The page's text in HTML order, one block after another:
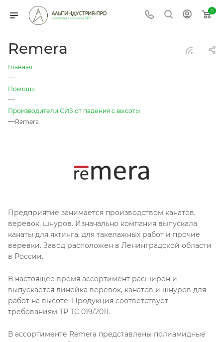
0
Remera
Главная
—
Помощь
—
Производители СИЗ от падения с высоты
—Remera
Предприятие занимается производством канатов,
веревок, шнуров. Изначально компания выпускала
канаты для яхтинга, для такелажных работ и прочие
веревки. Завод расположен в Ленинградской области
в России.
В настоящее время ассортимент расширен и
выпускается линейка веревок, канатов и шнуров для
работ на высоте. Продукция соответствует
требованиям ТР ТС 019/2011.
В ассортименте Remera представлены полиамидные